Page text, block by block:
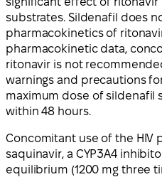
substrates. Sildenafil does
pharmacokinetics of
pharmacokinetic data,
ritonavir is not
warnings and precautions
maximum dose of sildenafil
within 48 hours.
Concomitant use of the HIV
saquinavir, a CYP3A4
equilibrium (1200 mg three